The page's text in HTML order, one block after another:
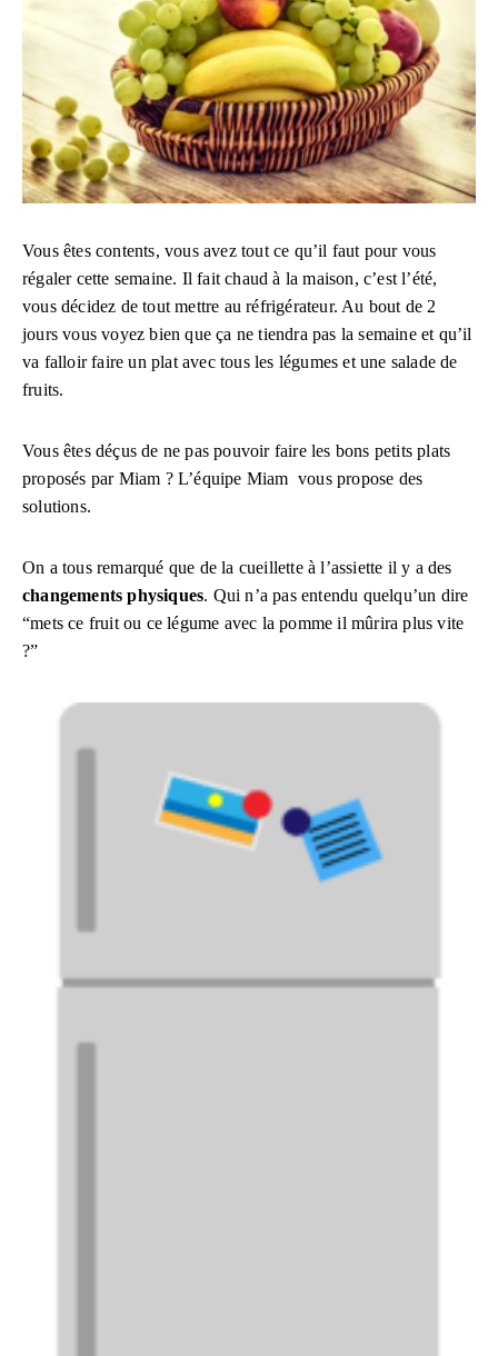
Vous êtes contents, vous avez tout ce qu’il faut pour vous
régaler cette semaine. Il fait chaud à la maison, c’est l’été,
vous décidez de tout mettre au réfrigérateur. Au bout de 2
jours vous voyez bien que ça ne tiendra pas la semaine et qu’il
va falloir faire un plat avec tous les légumes et une salade de
fruits.
Vous êtes déçus de ne pas pouvoir faire les bons petits plats
proposés par Miam ? L’équipe Miam vous propose des
solutions.
On a tous remarqué que de la cueillette à l’assiette il y a des
changements physiques. Qui n’a pas entendu quelqu’un dire
“mets ce fruit ou ce légume avec la pomme il mûrira plus vite
?”